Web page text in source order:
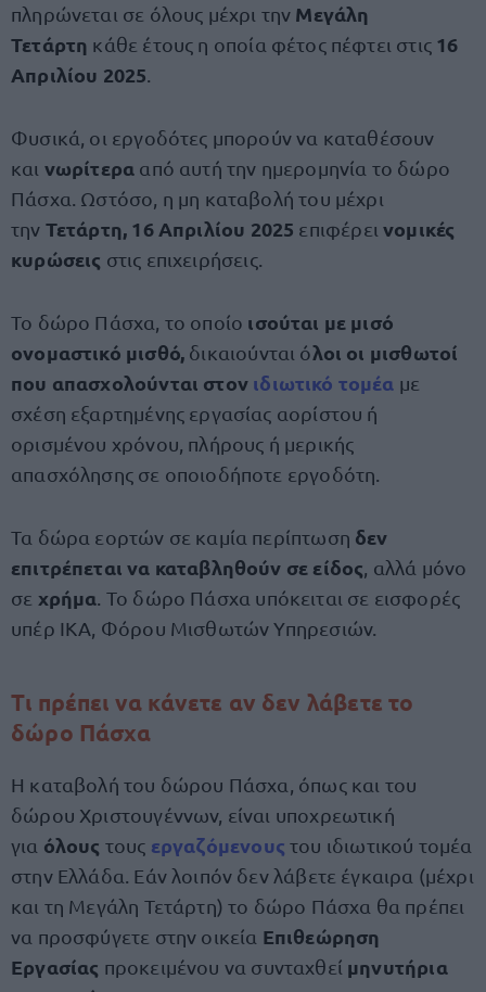
πληρώνεται σε όλους μέχρι την Μεγάλη
Τετάρτη κάθε έτους η οποία φέτος πέφτει στις 16
Απριλίου 2025
Φυσικά, οι εργοδότες μπορούν να καταθέσουν
και νωρίτερα από αυτή την ημερομηνία το δώρο
Πάσχα. Ωστόσο, η μη καταβολή του μέχρι
την Τετάρτη, 16 Απριλίου 2025 επιφέρεινομικές
κυρώσεις στις επιχειρήσεις.
Το δώρο Πάσχα, το οποίο ισούται με μισό
ονομαστικό μισθό, δικαιούνται όλοι οι μισθωτοί
που απασχολούνται στον ιδιωτικό τομέα με
σχέση εξαρτημένης εργασίας αορίστου ή
ορισμένου χρόνου, πλήρους ή μερικής
απασχόλησης σε οποιοδήποτε εργοδότη.
Τα δώρα εορτών σε καμία περίπτωση δεν
επιτρέπεται να καταβληθούν σε είδος , αλλά μόνο
σε χρήμα . Το δώρο Πάσχα υπόκειται σε εισφορές
υπέρ ΙΚΑ, Φόρου Μισθωτών Υπηρεσιών.
Τι πρέπει να κάνετε αν δεν λάβετε το
δώρο Πάσχα
Η καταβολή του δώρου Πάσχα, όπως και του
δώρου Χριστουγέννων, είναι υποχρεωτική
για όλους τους εργαζόμενους του ιδιωτικού τομέα
στην Ελλάδα. Εάν λοιπόν δεν λάβετε έγκαιρα (μέχρι
και τη Μεγάλη Τετάρτη) το δώρο Πάσχα θα πρέπει
να προσφύγετε στην οικεία Επιθεώρηση
Εργασίας προκειμένου να συνταχθεί μηνυτήρια